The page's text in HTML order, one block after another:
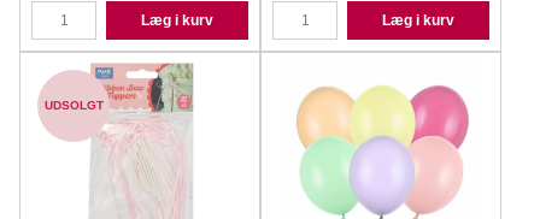
Læg i kurv Læg i kurv
UDSOLGT